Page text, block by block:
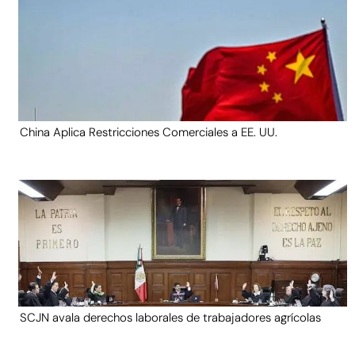
China Aplica Restricciones Comerciales a EE. UU.
SCJN avala derechos laborales de trabajadores agrícolas